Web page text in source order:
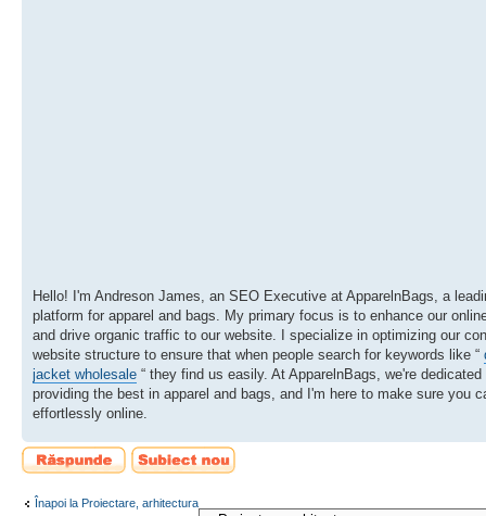
Hello! I'm Andreson James, an SEO Executive at ApparelnBags, a
platform for apparel and bags. My primary focus is to enhance our
and drive organic traffic to our website. I specialize in optimizing our
website structure to ensure that when people search for keywords like “
jacket wholesale “ they find us easily. At ApparelnBags, we're dedicated
providing the best in apparel and bags, and I'm here to make sure you
effortlessly online.
Scrie un răspuns
Scrie un subiect
nou
Înapoi la Proiectare, arhitectura